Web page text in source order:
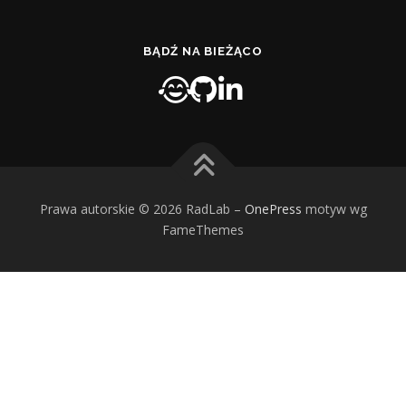
BĄDŹ NA BIEŻĄCO
Prawa autorskie © 2026 RadLab – OnePress motyw wg
FameThemes